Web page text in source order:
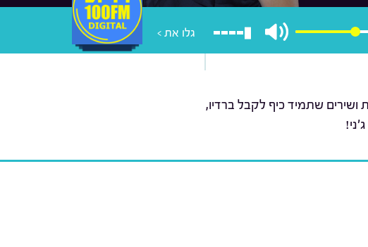
גלו את >
שתמיד כיף לקבל ברדיו,